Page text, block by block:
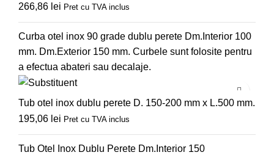
266,86 lei Pret cu TVA inclus
Curba otel inox 90 grade dublu perete Dm.Interior 100
mm. Dm.Exterior 150 mm. Curbele sunt folosite pentru
a efectua abateri sau decalaje.
Tub otel inox dublu perete D. 150-200 mm x L.500 mm.
195,06 lei Pret cu TVA inclus
Tub Otel Inox Dublu Perete Dm.Interior 150